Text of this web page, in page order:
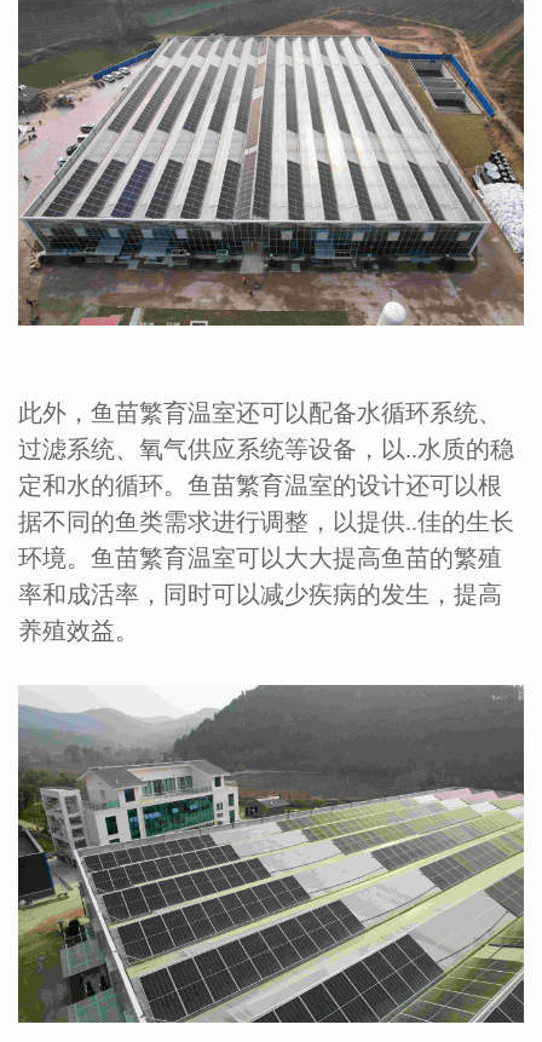
此外，鱼苗繁育温室还可以配备水循环系统、
过滤系统、氧气供应系统等设备，以..水质的稳
定和水的循环。鱼苗繁育温室的设计还可以根
据不同的鱼类需求进行调整，以提供..佳的生长
环境。鱼苗繁育温室可以大大提高鱼苗的繁殖
率和成活率，同时可以减少疾病的发生，提高
养殖效益。